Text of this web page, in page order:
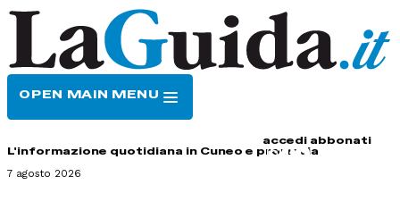
OPEN MAIN MENU
accedi abbonati
L'informazione quotidiana in Cuneo e provincia
7 agosto 2026